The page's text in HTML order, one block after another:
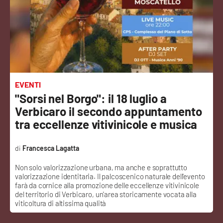
Sanità
Sport
Cultura
Podcast
Meteo
VIDEO
Ambiente
EVENTI
"Sorsi nel Borgo": il 18 luglio a
Verbicaro il secondo appuntamento
tra eccellenze vitivinicole e musica
Non solo valorizzazione urbana, ma anche e soprattutto
valorizzazione identitaria. Il palcoscenico naturale dell'evento
farà da cornice alla promozione delle eccellenze vitivinicole
del territorio di Verbicaro, un'area storicamente vocata alla
viticoltura di altissima qualità
Francesca Lagatta